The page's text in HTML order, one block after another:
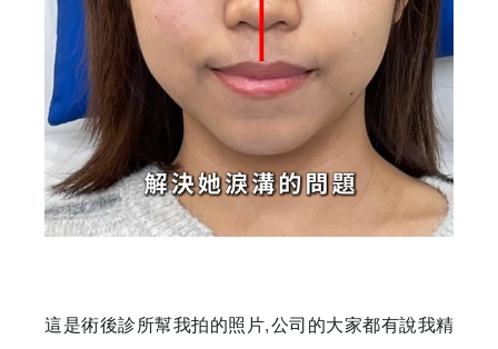
這是術後診所幫我拍的照片,公司的大家都有說我精